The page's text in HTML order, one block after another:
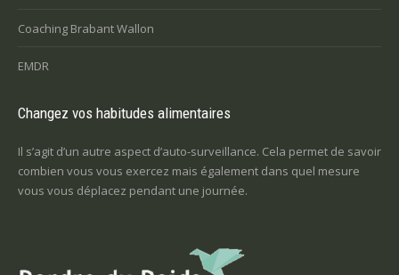
Coaching Brabant Wallon
EMDR
Changez vos habitudes alimentaires
Il s’agit d’un autre aspect d’auto-surveillance. Cela permet de savoir
combien vous vous exercez mais également dans quel mesure
vous vous déplacez pendant une journée.